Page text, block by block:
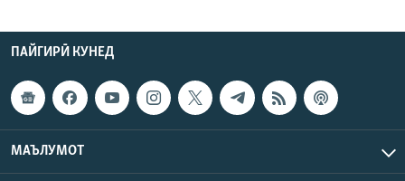
ПАЙГИРӢ КУНЕД
МАЪЛУМОТ